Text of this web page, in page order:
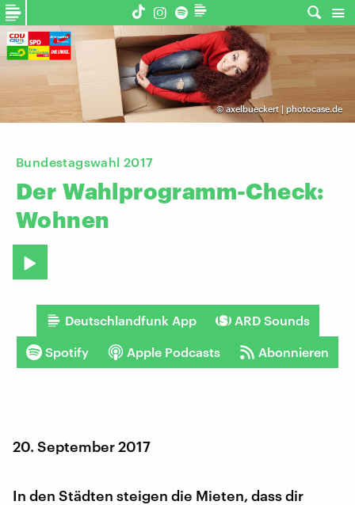
©axelbueckert | photocase.de
Bundestagswahl 2017
Der Wahlprogramm-Check:
Wohnen
Deutschlandfunk App ARD Sounds
Spotify Apple Podcasts Abonnieren
20. September 2017
In den Städten steigen die Mieten, dass dir